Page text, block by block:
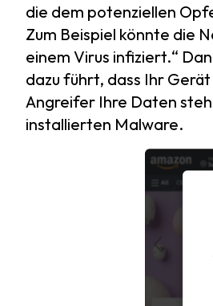
die dem potenziellen
Zum Beispiel könnte die
einem Virus infiziert.“
dazu führt, dass Ihr
Angreifer Ihre Daten
installierten Malware.